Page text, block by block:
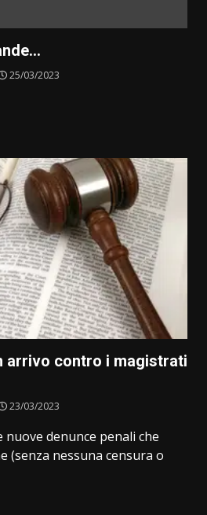
25/03/2023
arrivo contro i magistrati
23/03/2023
denunce penali che
(senza nessuna censura o